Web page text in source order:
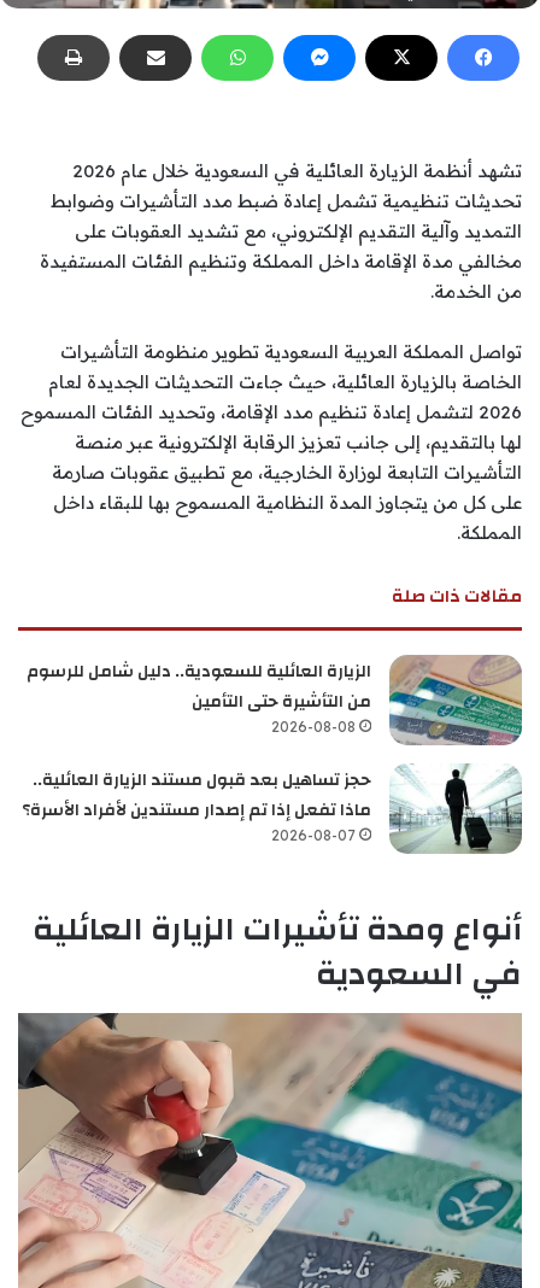
تشهد أنظمة الزيارة العائلية في السعودية خلال عام 2026
تحديثات تنظيمية تشمل إعادة ضبط مدد التأشيرات وضوابط
التمديد وآلية التقديم الإلكتروني، مع تشديد العقوبات على
مخالفي مدة الإقامة داخل المملكة وتنظيم الفئات المستفيدة
من الخدمة.
تواصل المملكة العربية السعودية تطوير منظومة التأشيرات
الخاصة بالزيارة العائلية، حيث جاءت التحديثات الجديدة لعام
2026 لتشمل إعادة تنظيم مدد الإقامة، وتحديد الفئات المسموح
لها بالتقديم، إلى جانب تعزيز الرقابة الإلكترونية عبر منصة
التأشيرات التابعة لوزارة الخارجية، مع تطبيق عقوبات صارمة
على كل من يتجاوز المدة النظامية المسموح بها للبقاء داخل
المملكة.
مقالات ذات صلة
الزيارة العائلية للسعودية.. دليل شامل للرسوم
من التأشيرة حتى التأمين
2026-08-08
حجز تساهيل بعد قبول مستند الزيارة العائلية..
ماذا تفعل إذا تم إصدار مستندين لأفراد الأسرة؟
2026-08-07
أنواع ومدة تأشيرات الزيارة العائلية
في السعودية